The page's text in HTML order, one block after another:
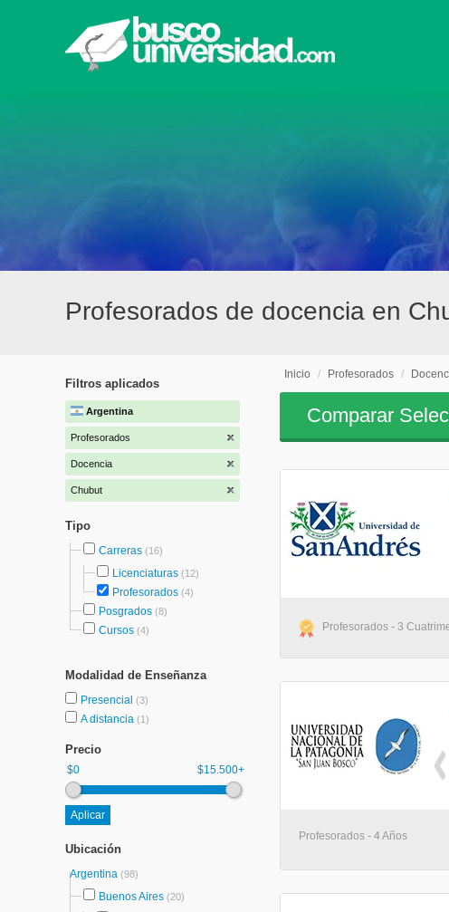
Profesorados de docencia en
Filtros aplicados
Argentina
Profesorados
Docencia
Chubut
Tipo
Carreras (16)
Licenciaturas (12)
Profesorados (4)
Posgrados (8)
Cursos (4)
Modalidad de Enseñanza
Presencial (3)
A distancia (1)
Precio
$0 $15.500+
Ubicación
Argentina (98)
Buenos Aires (20)
Inicio / Profesorados /
Comparar
Profesorados - 3
Profesorados - 4 Años